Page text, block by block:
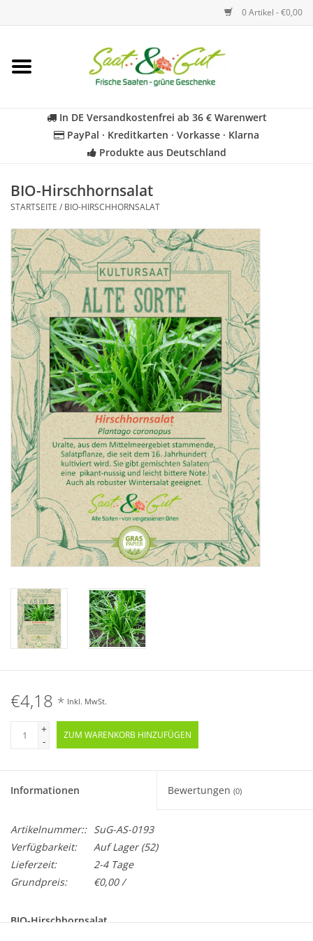
0 Artikel - €0,00
Startseite
Kräuter
Für Kinder
Geschenkideen
Katalog
In DE Versandkostenfrei ab 36 € Warenwert
PayPal · Kreditkarten · Vorkasse · Klarna
Produkte aus Deutschland
BIO-Hirschhornsalat
STARTSEITE / BIO-HIRSCHHORNSALAT
€4,18 * Inkl. MwSt.
+
-
ZUM WARENKORB HINZUFÜGEN
Informationen Bewertungen (0)
Artikelnummer:: SuG-AS-0193
Verfügbarkeit:
Auf Lager(52)
Lieferzeit:
2-4 Tage
Grundpreis:
€0,00 /
BIO-Hirschhornsalat